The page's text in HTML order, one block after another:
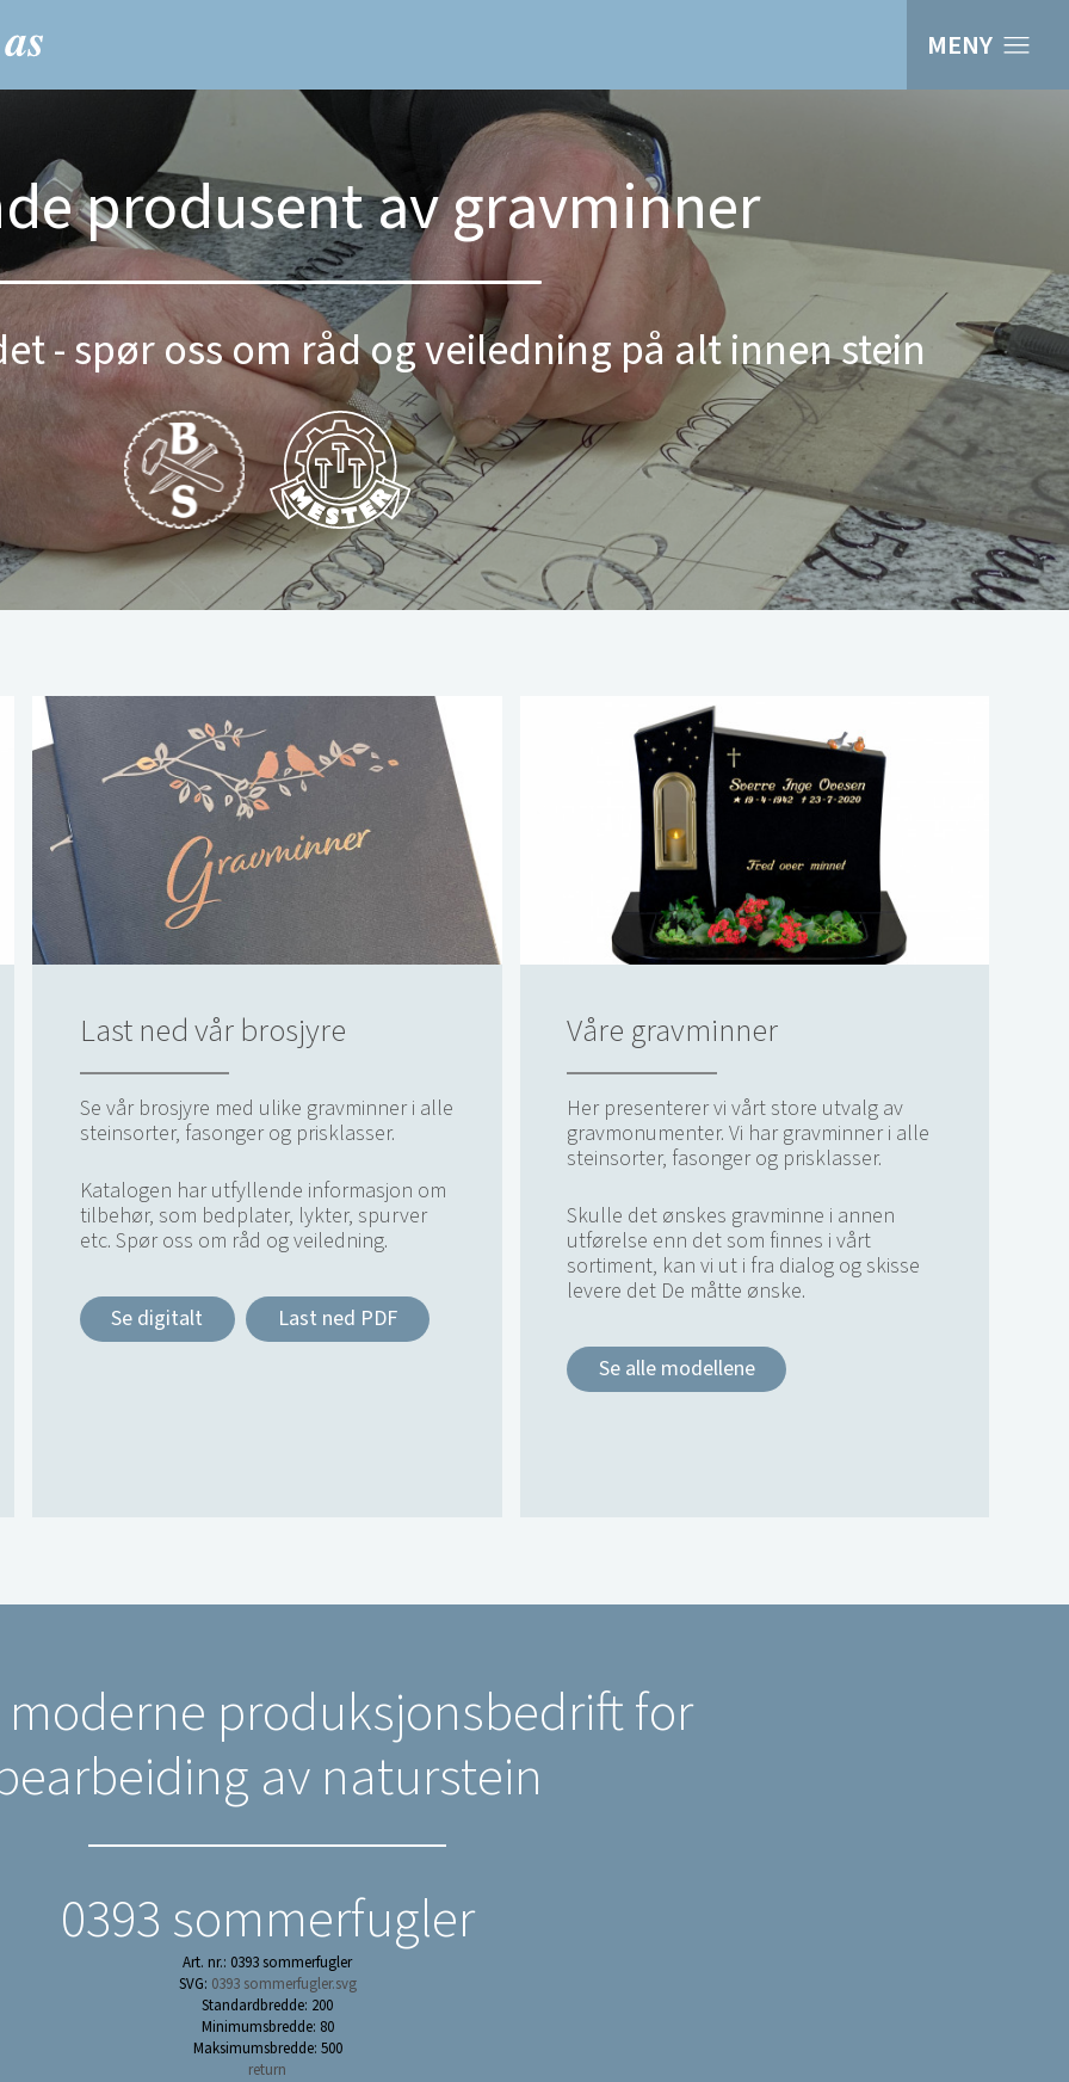
MENY
produsent av gravminner
- spør oss om råd og veiledning på alt innen stein
Last ned vår brosjyre
Se vår brosjyre med ulike gravminner i alle
steinsorter, fasonger og prisklasser.
Katalogen har utfyllende informasjon om
tilbehør, som bedplater, lykter, spurver
etc. Spør oss om råd og veiledning.
Se digitalt Last ned PDF
Våre gravminner
Her presenterer vi vårt store utvalg av
gravmonumenter. Vi har gravminner i alle
steinsorter, fasonger og prisklasser.
Skulle det ønskes gravminne i annen
utførelse enn det som finnes i vårt
sortiment, kan vi ut i fra dialog og skisse
levere det De måtte ønske.
Se alle modellene
moderne produksjonsbedrift for
av naturstein
0393 sommerfugler
Art. nr.: 0393 sommerfugler
SVG: 0393 sommerfugler.svg
Standardbredde: 200
Minimumsbredde: 80
Maksimumsbredde: 500
return